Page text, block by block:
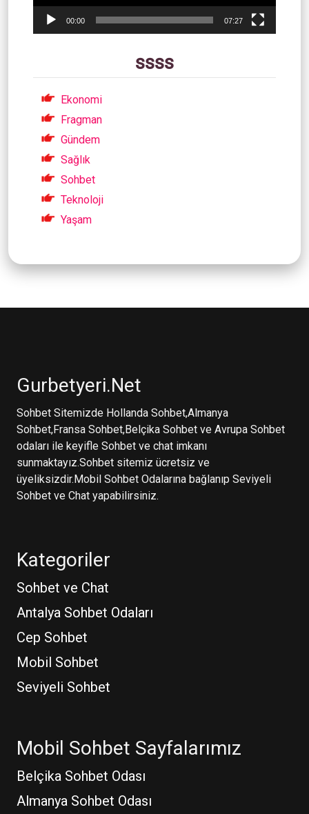
00:00 07:27
ssss
Ekonomi
Fragman
Gündem
Sağlık
Sohbet
Teknoloji
Yaşam
Gurbetyeri.Net
Sohbet Sitemizde Hollanda Sohbet,Almanya
Sohbet,Fransa Sohbet,Belçika Sohbet ve Avrupa Sohbet
odaları ile keyifle Sohbet ve chat imkanı
sunmaktayız.Sohbet sitemiz ücretsiz ve
üyeliksizdir.Mobil Sohbet Odalarına bağlanıp Seviyeli
Sohbet ve Chat yapabilirsiniz.
Kategoriler
Sohbet ve Chat
Antalya Sohbet Odaları
Cep Sohbet
Mobil Sohbet
Seviyeli Sohbet
Mobil Sohbet Sayfalarımız
Belçika Sohbet Odası
Almanya Sohbet Odası